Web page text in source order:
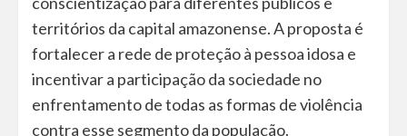
territórios da capital amazonense. A proposta é
fortalecer a rede de proteção à pessoa idosa e
incentivar a participação da sociedade no
enfrentamento de todas as formas de violência
contra esse segmento da população.